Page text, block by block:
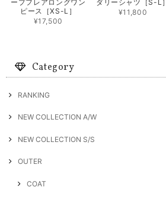
ープフレアロングワン
ピース［XS-L］
¥17,500
ダリーシャツ［S-L］
¥11,800
Category
RANKING
NEW COLLECTION A/W
NEW COLLECTION S/S
OUTER
COAT